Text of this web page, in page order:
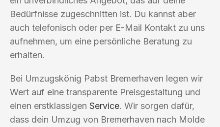
Bedürfnisse zugeschnitten ist. Du kannst aber
auch telefonisch oder per E-Mail Kontakt zu uns
aufnehmen, um eine persönliche Beratung zu
erhalten.
Bei Umzugskönig Pabst Bremerhaven legen wir
Wert auf eine transparente Preisgestaltung und
einen erstklassigen Service. Wir sorgen dafür,
dass dein Umzug von Bremerhaven nach Molde